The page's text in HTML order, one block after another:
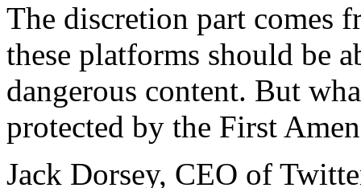
The discretion part comes
these platforms should be
dangerous content. But
protected by the First
Jack Dorsey, CEO of